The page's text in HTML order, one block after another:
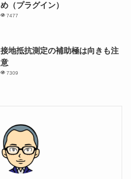
め（プラグイン）
7477
接地抵抗測定の補助極は向きも注
意
7309